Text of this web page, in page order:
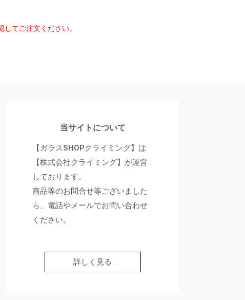
てご注文ください。
当サイトについて
【ガラスSHOPクライミング】は
【株式会社クライミング】が運営
しております。
商品等のお問合せ等ございました
ら、電話やメールでお問い合わせ
ください。
詳しく見る